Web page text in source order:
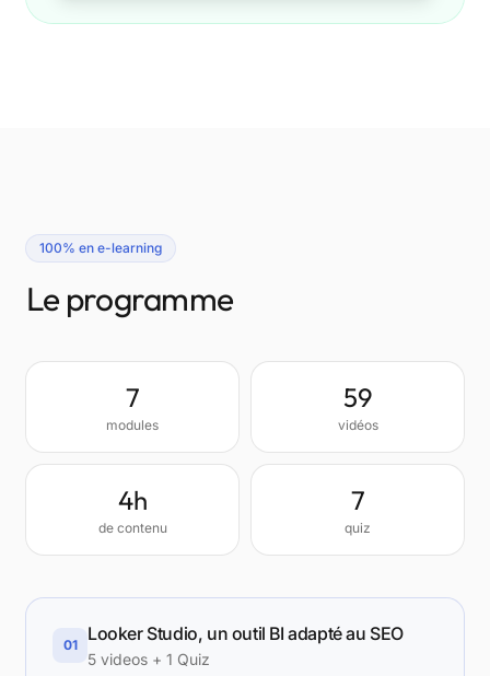
100% en e-learning
Le programme
7
modules
59
vidéos
4h
de contenu
7
quiz
01
Looker Studio, un outil BI adapté au SEO
5 videos + 1 Quiz